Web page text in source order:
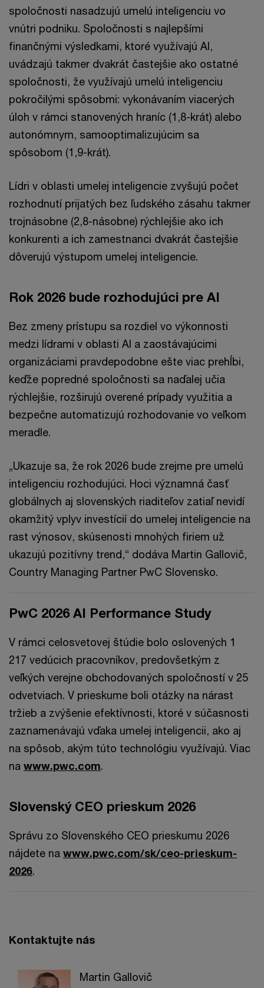
spoločnosti nasadzujú umelú inteligenciu vo
vnútri podniku. Spoločnosti s najlepšími
finančnými výsledkami, ktoré využívajú AI,
uvádzajú takmer dvakrát častejšie ako ostatné
spoločnosti, že využívajú umelú inteligenciu
pokročilými spôsobmi: vykonávaním viacerých
úloh v rámci stanovených hraníc (1,8-krát) alebo
autonómnym, samooptimalizujúcim sa
spôsobom (1,9-krát).
Lídri v oblasti umelej inteligencie zvyšujú počet
rozhodnutí prijatých bez ľudského zásahu takmer
trojnásobne (2,8-násobne) rýchlejšie ako ich
konkurenti a ich zamestnanci dvakrát častejšie
dôverujú výstupom umelej inteligencie.
Rok 2026 bude rozhodujúci pre AI
Bez zmeny prístupu sa rozdiel vo výkonnosti
medzi lídrami v oblasti AI a zaostávajúcimi
organizáciami pravdepodobne ešte viac prehĺbi,
keďže popredné spoločnosti sa naďalej učia
rýchlejšie, rozširujú overené prípady využitia a
bezpečne automatizujú rozhodovanie vo veľkom
meradle.
„Ukazuje sa, že rok 2026 bude zrejme pre umelú
inteligenciu rozhodujúci. Hoci významná časť
globálnych aj slovenských riaditeľov zatiaľ nevidí
okamžitý vplyv investícií do umelej inteligencie na
rast výnosov, skúsenosti mnohých firiem už
ukazujú pozitívny trend,“ dodáva Martin Gallovič,
Country Managing Partner PwC Slovensko.
PwC 2026 AI Performance Study
V rámci celosvetovej štúdie bolo oslovených 1
217 vedúcich pracovníkov, predovšetkým z
veľkých verejne obchodovaných spoločností v 25
odvetviach. V prieskume boli otázky na nárast
tržieb a zvýšenie efektívnosti, ktoré v súčasnosti
zaznamenávajú vďaka umelej inteligencii, ako aj
na spôsob, akým túto technológiu využívajú. Viac
na www.pwc.com.
Slovenský CEO prieskum 2026
Správu zo Slovenského CEO prieskumu 2026
nájdete na www.pwc.com/sk/ceo-prieskum-
2026.
Kontaktujte nás
Martin Gallovič